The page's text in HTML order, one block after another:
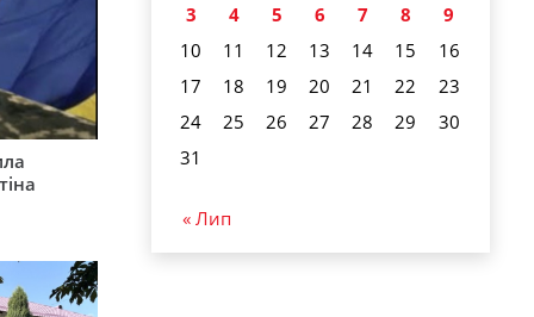
3
4 5 6 7 8
9
10
11 12 13 14 15
16
17
18 19 20 21 22
23
24
25 26 27 28 29
30
31
« Лип